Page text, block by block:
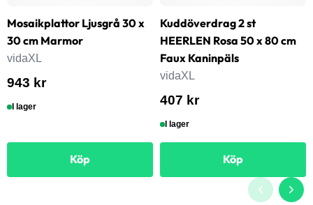
Mosaikplattor Ljusgrå 30 x
30 cm Marmor
vidaXL
943 kr
I lager
Köp
Kuddöverdrag 2 st
HEERLEN Rosa 50 x 80 cm
Faux Kaninpäls
vidaXL
407 kr
I lager
Köp